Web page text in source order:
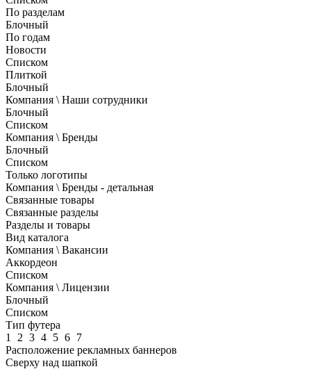
По разделам
Блочный
По годам
Новости
Списком
Плиткой
Блочный
Компания \ Наши сотрудники
Блочный
Списком
Компания \ Бренды
Блочный
Списком
Только логотипы
Компания \ Бренды - детальная
Связанные товары
Связанные разделы
Разделы и товары
Вид каталога
Компания \ Вакансии
Аккордеон
Списком
Компания \ Лицензии
Блочный
Списком
Тип футера
1
2 3 4 5 6 7
Расположение рекламных баннеров
Сверху над шапкой